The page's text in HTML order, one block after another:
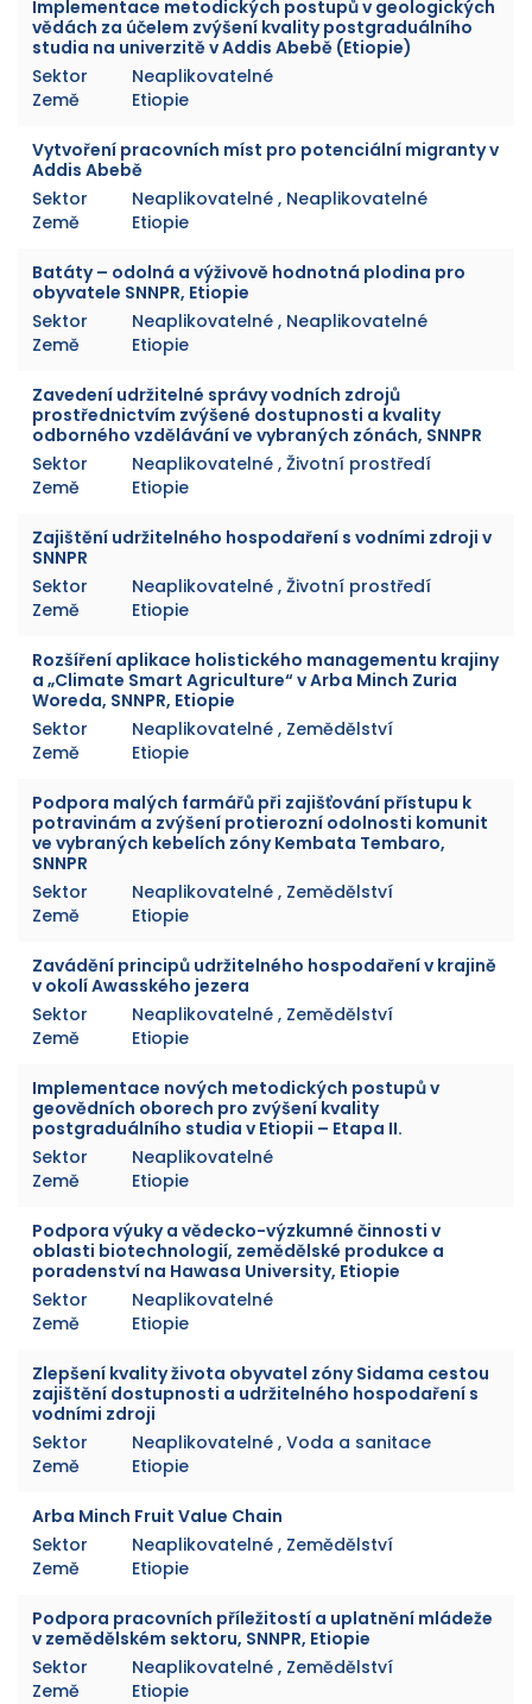
Implementace metodických postupů v geologických
vědách za účelem zvýšení kvality postgraduálního
studia na univerzitě v Addis Abebě (Etiopie)
Sektor
Neaplikovatelné
Země
Etiopie
Vytvoření pracovních míst pro potenciální migranty v
Addis Abebě
Sektor
Neaplikovatelné , Neaplikovatelné
Země
Etiopie
Batáty – odolná a výživově hodnotná plodina pro
obyvatele SNNPR, Etiopie
Sektor
Neaplikovatelné , Neaplikovatelné
Země
Etiopie
Zavedení udržitelné správy vodních zdrojů
prostřednictvím zvýšené dostupnosti a kvality
odborného vzdělávání ve vybraných zónách, SNNPR
Sektor
Neaplikovatelné , Životní prostředí
Země
Etiopie
Zajištění udržitelného hospodaření s vodními zdroji v
SNNPR
Sektor
Neaplikovatelné , Životní prostředí
Země
Etiopie
Rozšíření aplikace holistického managementu krajiny
a „Climate Smart Agriculture“ v Arba Minch Zuria
Woreda, SNNPR, Etiopie
Sektor
Neaplikovatelné , Zemědělství
Země
Etiopie
Podpora malých farmářů při zajišťování přístupu k
potravinám a zvýšení protierozní odolnosti komunit
ve vybraných kebelích zóny Kembata Tembaro,
SNNPR
Sektor
Neaplikovatelné , Zemědělství
Země
Etiopie
Zavádění principů udržitelného hospodaření v krajině
v okolí Awasského jezera
Sektor
Neaplikovatelné , Zemědělství
Země
Etiopie
Implementace nových metodických postupů v
geovědních oborech pro zvýšení kvality
postgraduálního studia v Etiopii – Etapa II.
Sektor
Neaplikovatelné
Země
Etiopie
Podpora výuky a vědecko-výzkumné činnosti v
oblasti biotechnologií, zemědělské produkce a
poradenství na Hawasa University, Etiopie
Sektor
Neaplikovatelné
Země
Etiopie
Zlepšení kvality života obyvatel zóny Sidama cestou
zajištění dostupnosti a udržitelného hospodaření s
vodními zdroji
Sektor
Neaplikovatelné , Voda a sanitace
Země
Etiopie
Arba Minch Fruit Value Chain
Sektor
Neaplikovatelné , Zemědělství
Země
Etiopie
Podpora pracovních příležitostí a uplatnění mládeže
v zemědělském sektoru, SNNPR, Etiopie
Sektor
Neaplikovatelné , Zemědělství
Země
Etiopie